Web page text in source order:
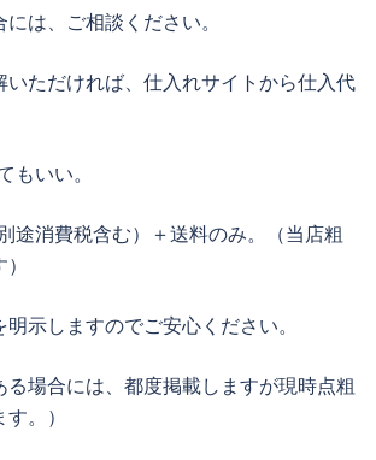
は、ご相談ください。
いただければ、仕入れサイトから仕入代
いい。
消費税含む）＋送料のみ。（当店粗
しますのでご安心ください。
場合には、都度掲載しますが現時点粗
。）